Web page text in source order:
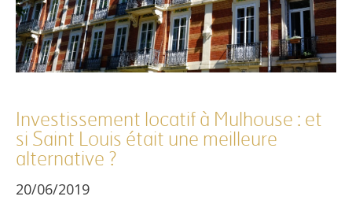
Investissement locatif à Mulhouse : et
si Saint Louis était une meilleure
alternative ?
20/06/2019
Référence
AFFINER LES CRITÈRES